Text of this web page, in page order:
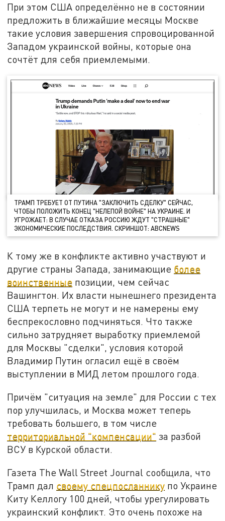
При этом США определённо не в состоянии
предложить в ближайшие месяцы Москве
такие условия завершения спровоцированной
Западом украинской войны, которые она
сочтёт для себя приемлемыми.
ТРАМП ТРЕБУЕТ ОТ ПУТИНА "ЗАКЛЮЧИТЬ СДЕЛКУ" СЕЙЧАС,
ЧТОБЫ ПОЛОЖИТЬ КОНЕЦ "НЕЛЕПОЙ ВОЙНЕ" НА УКРАИНЕ. И
УГРОЖАЕТ: В СЛУЧАЕ ОТКАЗА РОССИЮ ЖДУТ "СТРАШНЫЕ"
ЭКОНОМИЧЕСКИЕ ПОСЛЕДСТВИЯ. СКРИНШОТ: ABCNEWS
К тому же в конфликте активно участвуют и
другие страны Запада, занимающие более
воинственные позиции, чем сейчас
Вашингтон. Их власти нынешнего президента
США терпеть не могут и не намерены ему
беспрекословно подчиняться. Что также
сильно затрудняет выработку приемлемой
для Москвы "сделки", условия которой
Владимир Путин огласил ещё в своём
выступлении в МИД летом прошлого года.
Причём "ситуация на земле" для России с тех
пор улучшилась, и Москва может теперь
требовать большего, в том числе
территориальной "компенсации" за разбой
ВСУ в Курской области.
Газета The Wall Street Journal сообщила, что
Трамп дал своему спецпосланнику по Украине
Киту Келлогу 100 дней, чтобы урегулировать
украинский конфликт. Это очень похоже на